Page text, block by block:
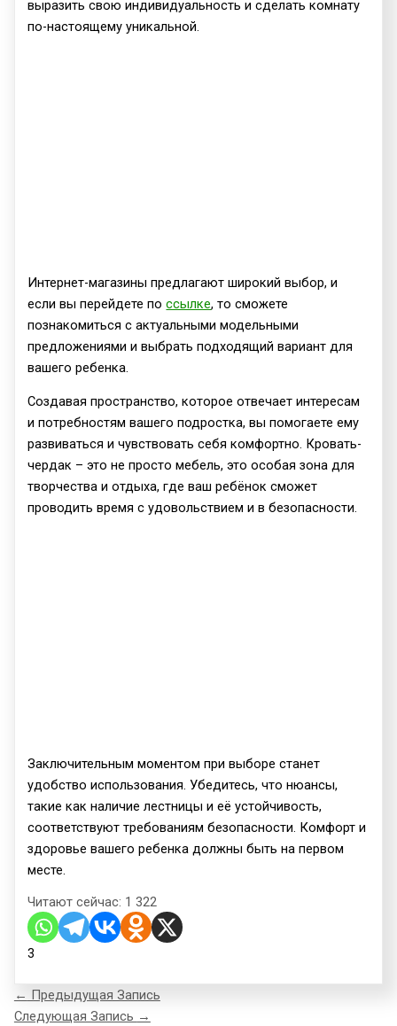
выразить свою индивидуальность и сделать комнату
по-настоящему уникальной.
Интернет-магазины предлагают широкий выбор, и
если вы перейдете поссылке, то сможете
познакомиться с актуальными модельными
предложениями и выбрать подходящий вариант для
вашего ребенка.
Создавая пространство, которое отвечает интересам
и потребностям вашего подростка, вы помогаете ему
развиваться и чувствовать себя комфортно. Кровать-
чердак – это не просто мебель, это особая зона для
творчества и отдыха, где ваш ребёнок сможет
проводить время с удовольствием и в безопасности.
Заключительным моментом при выборе станет
удобство использования. Убедитесь, что нюансы,
такие как наличие лестницы и её устойчивость,
соответствуют требованиям безопасности. Комфорт и
здоровье вашего ребенка должны быть на первом
месте.
Читают сейчас: 1 322
3
← Предыдущая Запись
Следующая Запись →